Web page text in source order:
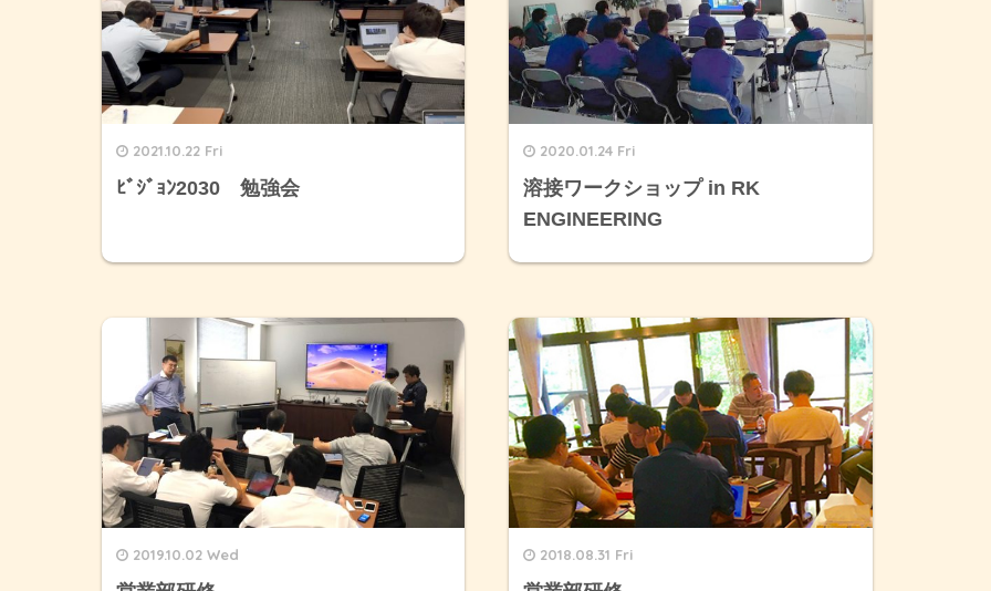
2021.10.22 Fri
ﾋﾞｼﾞｮﾝ2030 勉強会
2020.01.24 Fri
溶接ワークショップ in RK
ENGINEERING
2019.10.02 Wed 2018.08.31 Fri